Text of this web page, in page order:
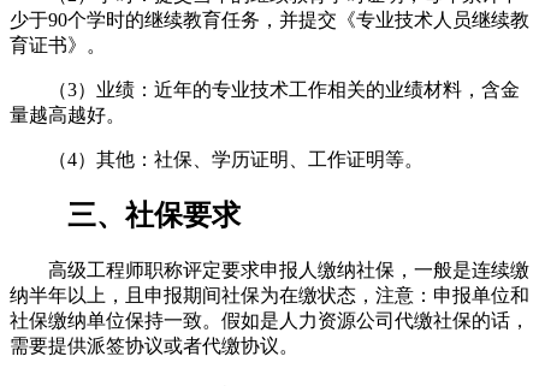
少于90个学时的继续教育任务，并提交《专业技术人员继续教
育证书》。
（3）业绩：近年的专业技术工作相关的业绩材料，含金
量越高越好。
（4）其他：社保、学历证明、工作证明等。
三、社保要求
高级工程师职称评定要求申报人缴纳社保，一般是连续缴
纳半年以上，且申报期间社保为在缴状态，注意：申报单位和
社保缴纳单位保持一致。假如是人力资源公司代缴社保的话，
需要提供派签协议或者代缴协议。